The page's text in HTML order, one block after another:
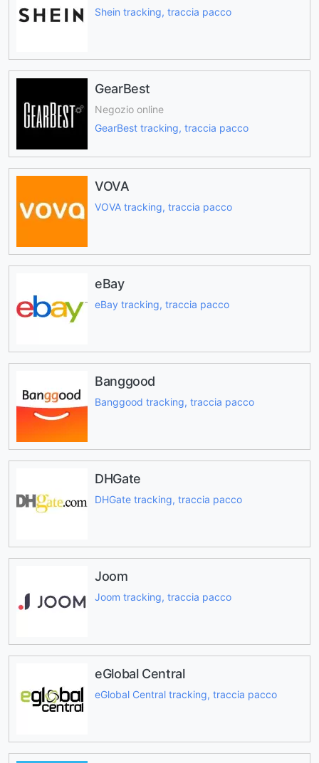
Shein tracking, traccia pacco
GearBest
Negozio online
GearBest tracking, traccia pacco
VOVA
VOVA tracking, traccia pacco
eBay
eBay tracking, traccia pacco
Banggood
Banggood tracking, traccia pacco
DHGate
DHGate tracking, traccia pacco
Joom
Joom tracking, traccia pacco
eGlobal Central
eGlobal Central tracking, traccia pacco